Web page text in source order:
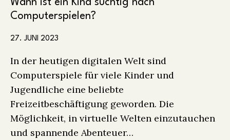
Wann ist ein Kind süchtig nach
Computerspielen?
27. JUNI 2023
In der heutigen digitalen Welt sind
Computerspiele für viele Kinder und
Jugendliche eine beliebte
Freizeitbeschäftigung geworden. Die
Möglichkeit, in virtuelle Welten einzutauchen
und spannende Abenteuer…